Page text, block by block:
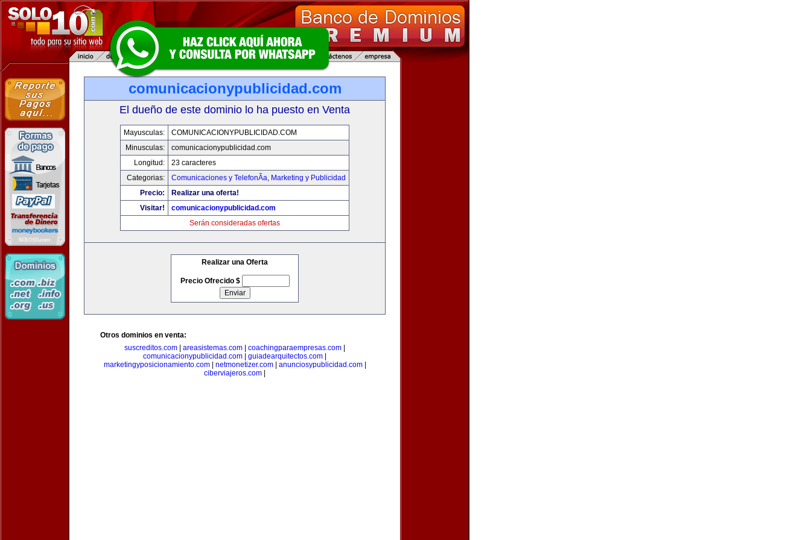
comunicacionypublicidad.com
El dueño de este dominio lo ha puesto en Venta
Mayusculas:
COMUNICACIONYPUBLICIDAD.COM
Minusculas:
comunicacionypublicidad.com
Longitud:
23 caracteres
Categorias:
Comunicaciones y TelefonÃ­a, Marketing y Publicidad
Precio:
Realizar una oferta!
Visitar!
comunicacionypublicidad.com
Serán consideradas ofertas
Realizar una Oferta
Precio Ofrecido $
Otros dominios en venta:
suscreditos.com
areasistemas.com coachingparaempresas.com
comunicacionypublicidad.com
guiadearquitectos.com
marketingyposicionamiento.com| netmonetizer.com| anunciosypublicidad.com|
ciberviajeros.com